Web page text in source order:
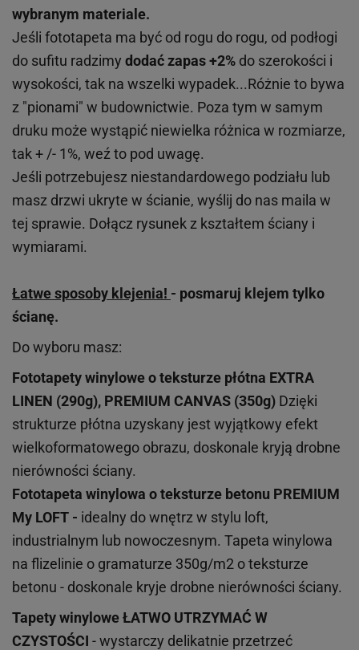
wybranym materiale.
Jeśli fototapeta ma być od rogu do rogu, od podłogi
do sufitu radzimy dodać zapas +2% do szerokości i
wysokości, tak na wszelki wypadek...Różnie to bywa
z "pionami" w budownictwie. Poza tym w samym
druku może wystąpić niewielka różnica w rozmiarze,
tak + /- 1%, weź to pod uwagę.
Jeśli potrzebujesz niestandardowego podziału lub
masz drzwi ukryte w ścianie, wyślij do nas maila w
tej sprawie. Dołącz rysunek z kształtem ściany i
wymiarami.
Łatwe sposoby klejenia! - posmaruj klejem tylko
ścianę.
Do wyboru masz:
Fototapety winylowe oteksturze płótna EXTRA
LINEN (290g), PREMIUM CANVAS (350g) Dzięki
strukturze płótna uzyskany jest wyjątkowy efekt
wielkoformatowego obrazu, doskonale kryją drobne
nierówności ściany.
Fototapeta winylowa oteksturze betonu PREMIUM
My LOFT - idealny do wnętrz w stylu loft,
industrialnym lub nowoczesnym. Tapeta winylowa
na flizelinie o gramaturze 350g/m2 o teksturze
betonu - doskonale kryje drobne nierówności ściany.
Tapety winyloweŁATWO UTRZYMAĆ W
CZYSTOŚCI - wystarczy delikatnie przetrzeć